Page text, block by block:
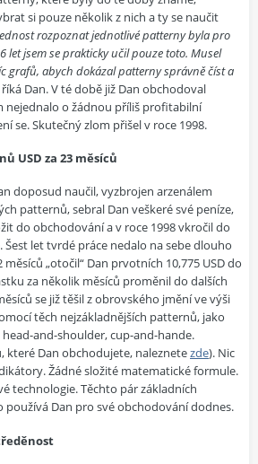
si pouze několik z nich a ty se naučit
rozpoznat jednotlivé patterny byla pro
let jsem se prakticky učil pouze toto. Musel
grafů, abych dokázal patterny správně číst a
říká Dan. V té době již Dan obchodoval
nejednalo o žádnou příliš profitabilní
se. Skutečný zlom přišel v roce 1998.
USD za 23 měsíců
doposud naučil, vyzbrojen arzenálem
patternů, sebral Dan veškeré své peníze,
do obchodování a v roce 1998 vkročil do
Šest let tvrdé práce nedalo na sebe dlouho
„otočil“ Dan prvotních 10,775 USD do
za několik měsíců proměnil do dalších
se již těšil z obrovského jmění ve výši
těch nejzákladnějších patternů, jako
and-shoulder, cup-and-hande.
které Dan obchodujete, naleznetezde). Nic
Žádné složité matematické formule.
technologie. Těchto pár základních
používá Dan pro své obchodování dodnes.